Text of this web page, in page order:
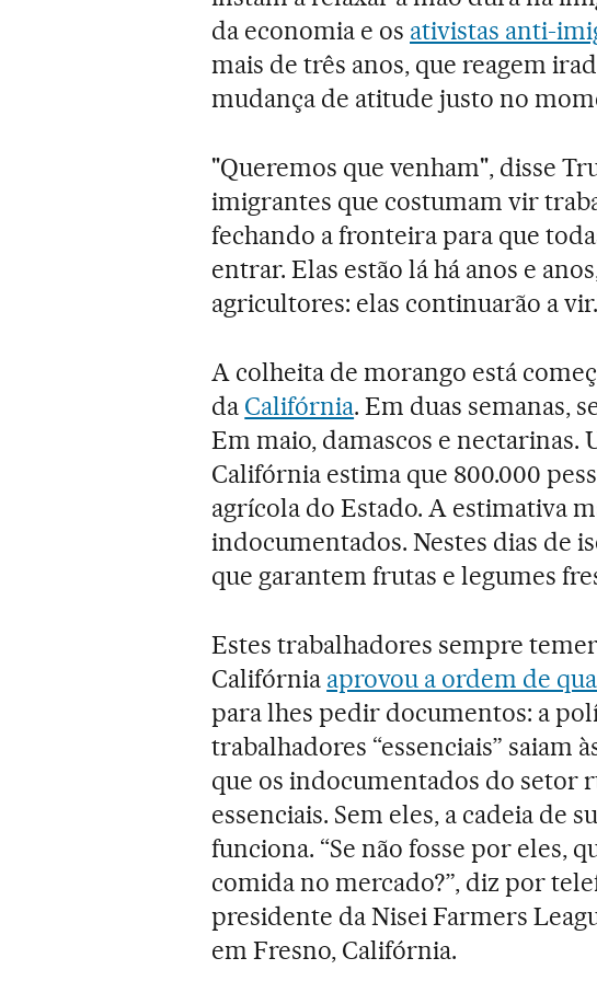
da economia e os ativistas anti-
mais de três anos, que reagem
mudança de atitude justo no
"Queremos que venham", disse
imigrantes que costumam vir
fechando a fronteira para que
entrar. Elas estão lá há anos e
agricultores: elas continuarão a
A colheita de morango está
da Califórnia. Em duas semanas,
Em maio, damascos e
Califórnia estima que 800.000
agrícola do Estado. A estimativa
indocumentados. Nestes dias de
que garantem frutas e legumes
Estes trabalhadores sempre
Califórnia aprovou a ordem de
para lhes pedir documentos: a
trabalhadores “essenciais” saiam
que os indocumentados do setor
essenciais. Sem eles, a cadeia de
funciona. “Se não fosse por eles,
comida no mercado?”, diz por
presidente da Nisei Farmers
em Fresno, Califórnia.